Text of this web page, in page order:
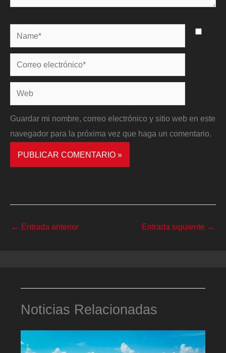
Name*
Correo
electrónico*
Web
Guardar mi nombre, correo electrónico y sitio web en este
navegador para la próxima vez que haga un comentario.
← Entrada anterior Entrada siguiente →
Noticias Relacionadas